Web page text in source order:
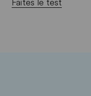
Faites le test